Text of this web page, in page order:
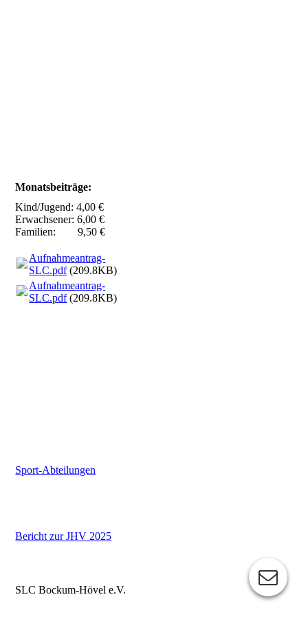
Monatsbeiträge:
Kind/Jugend: 4,00 €
Erwachsener: 6,00 €
Familien: 9,50 €
Aufnahmeantrag-
SLC.pdf(209.8KB)
Aufnahmeantrag-
SLC.pdf(209.8KB)
Sport-Abteilungen
Bericht zur JHV 2025
SLC Bockum-Hövel e.V.